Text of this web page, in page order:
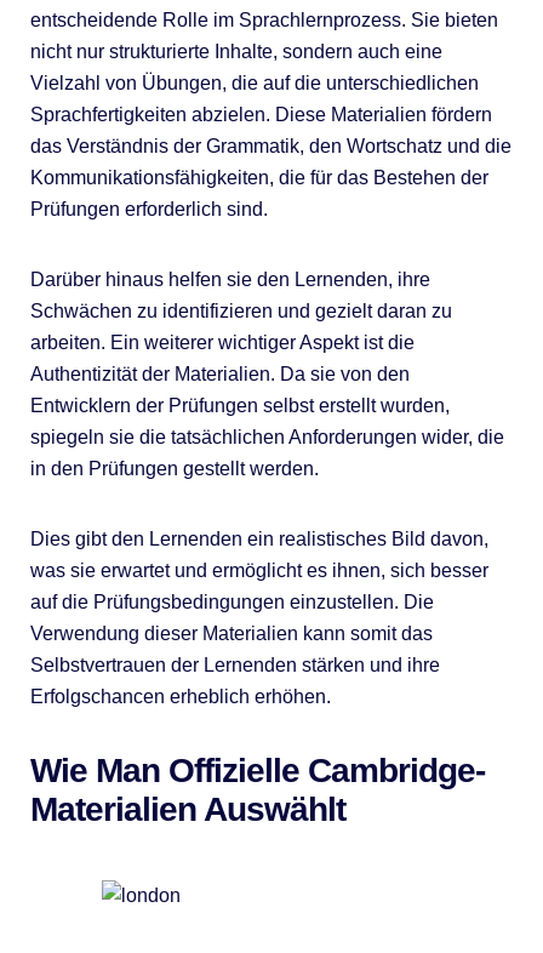
entscheidende Rolle im Sprachlernprozess. Sie bieten
nicht nur strukturierte Inhalte, sondern auch eine
Vielzahl von Übungen, die auf die unterschiedlichen
Sprachfertigkeiten abzielen. Diese Materialien fördern
das Verständnis der Grammatik, den Wortschatz und die
Kommunikationsfähigkeiten, die für das Bestehen der
Prüfungen erforderlich sind.
Darüber hinaus helfen sie den Lernenden, ihre
Schwächen zu identifizieren und gezielt daran zu
arbeiten. Ein weiterer wichtiger Aspekt ist die
Authentizität der Materialien. Da sie von den
Entwicklern der Prüfungen selbst erstellt wurden,
spiegeln sie die tatsächlichen Anforderungen wider, die
in den Prüfungen gestellt werden.
Dies gibt den Lernenden ein realistisches Bild davon,
was sie erwartet und ermöglicht es ihnen, sich besser
auf die Prüfungsbedingungen einzustellen. Die
Verwendung dieser Materialien kann somit das
Selbstvertrauen der Lernenden stärken und ihre
Erfolgschancen erheblich erhöhen.
Wie Man Offizielle Cambridge-
Materialien Auswählt